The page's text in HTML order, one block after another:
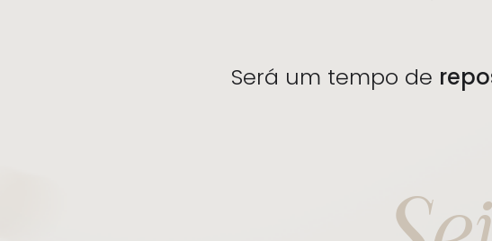
Será um tempo de